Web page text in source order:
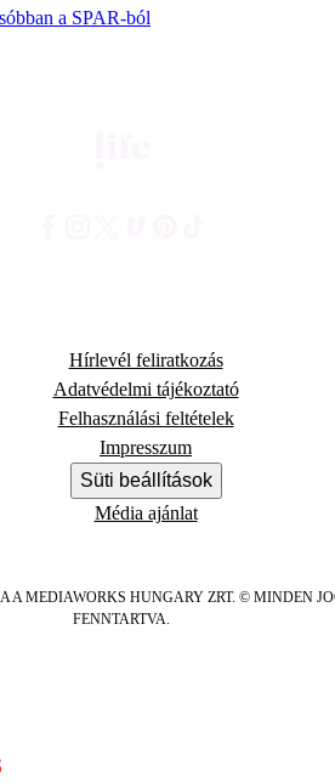
a SPAR-ból
Hírlevél feliratkozás
Adatvédelmi tájékoztató
Felhasználási feltételek
Impresszum
Süti beállítások
Média ajánlat
A MEDIAWORKS HUNGARY ZRT. © MINDEN
FENNTARTVA.